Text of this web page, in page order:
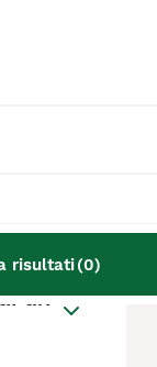
risultati(0)
un